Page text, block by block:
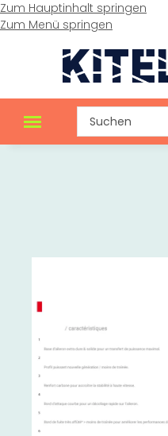
Zum Hauptinhalt springen
Zum Menü springen